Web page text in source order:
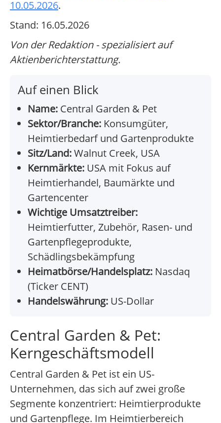
10.05.2026.
Stand: 16.05.2026
Von der Redaktion - spezialisiert auf
Aktienberichterstattung.
Auf einen Blick
Name: Central Garden & Pet
Sektor/Branche: Konsumgüter,
Heimtierbedarf und Gartenprodukte
Sitz/Land:Walnut Creek, USA
Kernmärkte: USA mit Fokus auf
Heimtierhandel, Baumärkte und
Gartencenter
Wichtige Umsatztreiber:
Heimtierfutter, Zubehör, Rasen- und
Gartenpflegeprodukte,
Schädlingsbekämpfung
Heimatbörse/Handelsplatz: Nasdaq
(Ticker CENT)
Handelswährung: US-Dollar
Central Garden & Pet:
Kerngeschäftsmodell
Central Garden & Pet ist ein US-
Unternehmen, das sich auf zwei große
Segmente konzentriert: Heimtierprodukte
und Gartenpflege. Im Heimtierbereich